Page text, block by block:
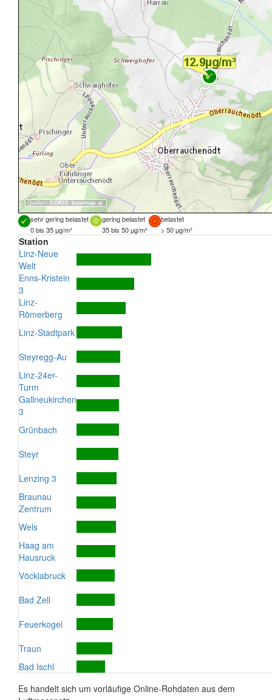
Quellen: DORIS, basemap.at
sehr gering belastet gering belastet
belastet
0 bis 35 µg/m³
35 bis 50 µg/m³ > 50 µg/m³
Station
Linz-Neue
Welt
Enns-Kristein
3
Linz-
Römerberg
Linz-Stadtpark
Steyregg-Au
Linz-24er-
Turm
Gallneukirchen
3
Grünbach
Steyr
Lenzing 3
Braunau
Zentrum
Wels
Haag am
Hausruck
Vöcklabruck
Bad Zell
Feuerkogel
Traun
Bad Ischl
Es handelt sich um vorläufige Online-Rohdaten aus dem